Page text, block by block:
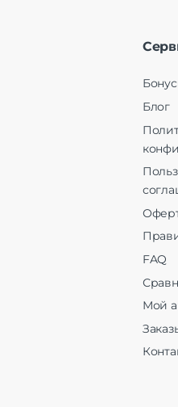
Блог
FAQ
Мой